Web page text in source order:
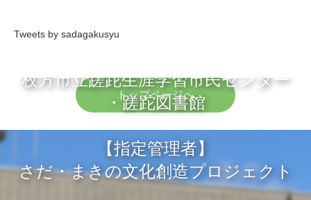
Tweets by sadagakusyu
トップページへ
枚方市立蹉跎生涯学習市民センター
・蹉跎図書館
【指定管理者】
さだ・まきの文化創造プロジェクト